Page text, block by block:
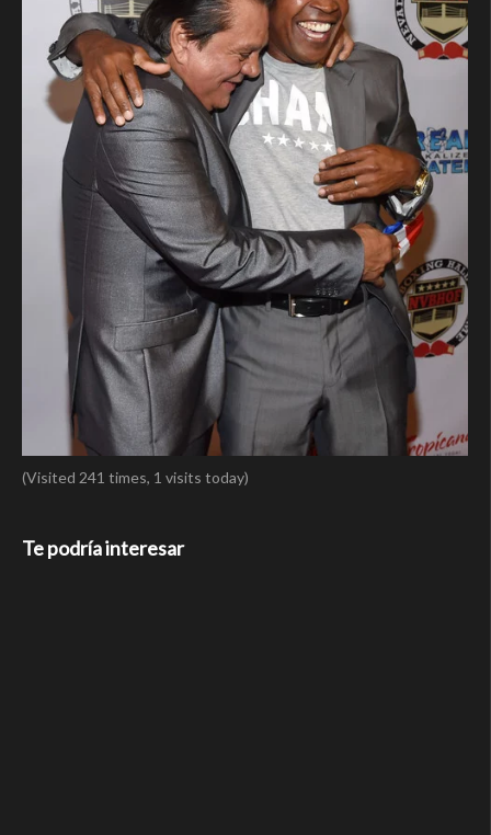
(Visited 241 times, 1 visits today)
Te podría interesar